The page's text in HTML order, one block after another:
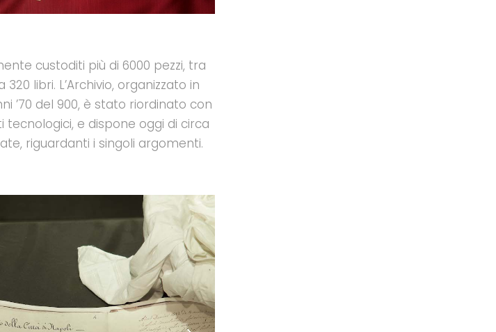
custoditi più di 6000 pezzi, tra
libri. L’Archivio, organizzato in
’70 del 900, è stato riordinato con
tecnologici, e dispone oggi di circa
riguardanti i singoli argomenti.